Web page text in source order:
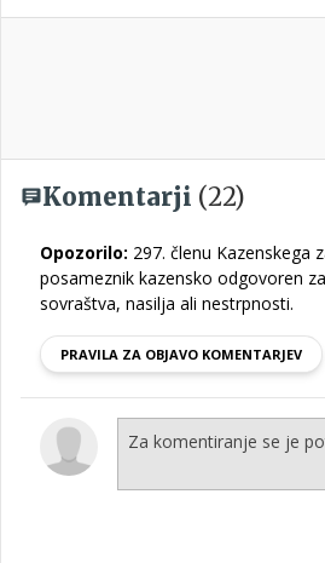
Komentarji (22)
Opozorilo: 297. členu Kazenskega
posameznik kazensko odgovoren
sovraštva, nasilja ali nestrpnosti.
PRAVILA ZA OBJAVO KOMENTARJEV